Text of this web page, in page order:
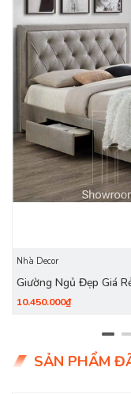
100+ Bộ Phòng
Sống Hiện Đại!
Phòng ngủ không
ngủ, mà nó còn là
thẩm mỹ chính vì
xem trọng và dành
Nhà Decor
Giường Ngủ Đẹp Giá
10.450.000₫
SẢN PHẨM